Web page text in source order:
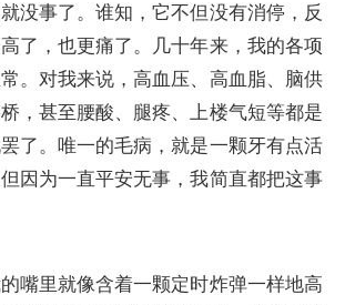
没事了。谁知，它不但没有消停，反
了，也更痛了。几十年来，我的各项
。对我来说，高血压、高血脂、脑供
，甚至腰酸、腿疼、上楼气短等都是
了。唯一的毛病，就是一颗牙有点活
因为一直平安无事，我简直都把这事
嘴里就像含着一颗定时炸弹一样地高